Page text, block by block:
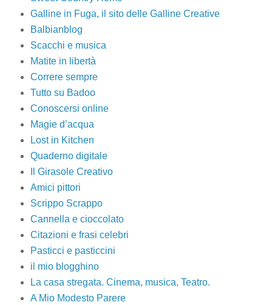
Galline in Fuga, il sito delle Galline Creative
Balbianblog
Scacchi e musica
Matite in libertà
Correre sempre
Tutto su Badoo
Conoscersi online
Magie d’acqua
Lost in Kitchen
Quaderno digitale
Il Girasole Creativo
Amici pittori
Scrippo Scrappo
Cannella e cioccolato
Citazioni e frasi celebri
Pasticci e pasticcini
il mio blogghino
La casa stregata. Cinema, musica, Teatro.
A Mio Modesto Parere